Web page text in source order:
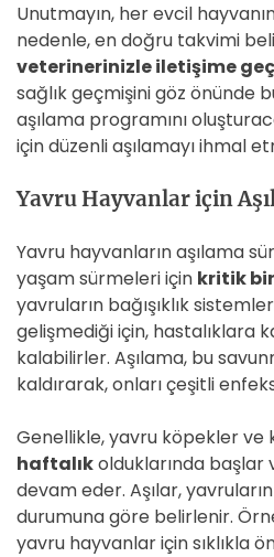
Unutmayın, her evcil
nedenle, en doğru takvimi
veterinerinizle iletişime
sağlık geçmişini göz önünde
aşılama programını
için düzenli aşılamayı ihmal
Yavru Hayvanlar için
Yavru hayvanların aşılama
yaşam sürmeleri için kritik
yavruların bağışıklık
gelişmediği için, hastalıklara
kalabilirler. Aşılama, bu
kaldırarak, onları çeşitli
Genellikle, yavru köpekler ve
haftalıkolduklarında başlar
devam eder. Aşılar,
durumuna göre belirlenir.
yavru hayvanlar için sıklıkla